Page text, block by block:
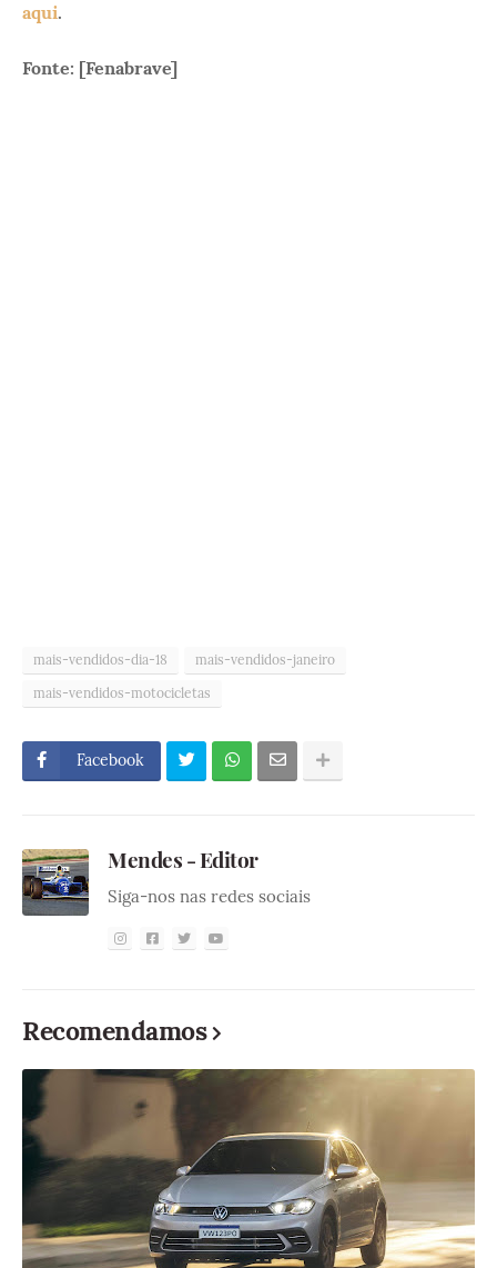
aqui.
Fonte: [Fenabrave]
mais-vendidos-dia-18
mais-vendidos-janeiro
mais-vendidos-motocicletas
Facebook
Mendes - Editor
Siga-nos nas redes sociais
Recomendamos